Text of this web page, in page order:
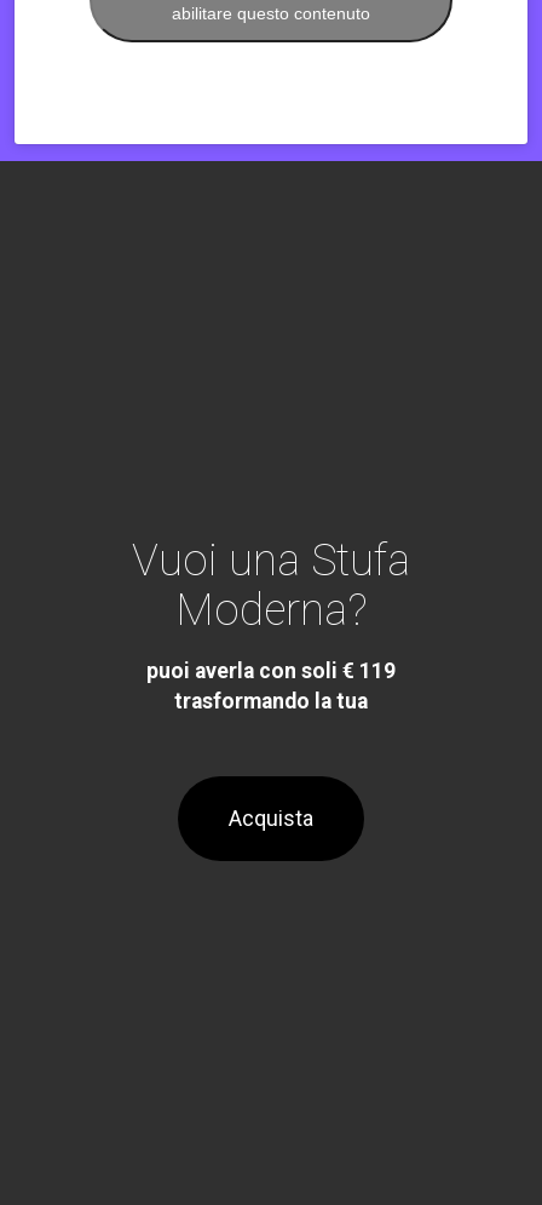
abilitare questo contenuto
Vuoi una Stufa
Moderna?
puoi averla con soli € 119
trasformando la tua
Acquista